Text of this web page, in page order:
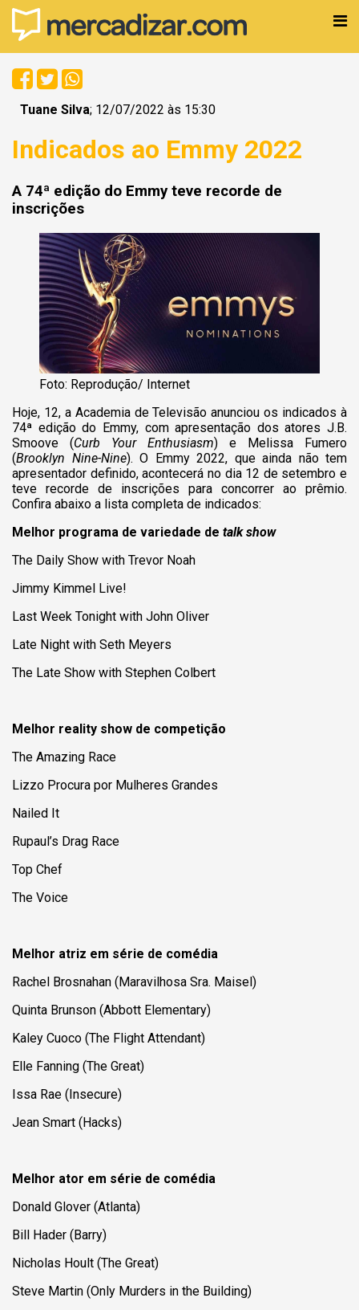
Tuane Silva; 12/07/2022 às 15:30
Indicados ao Emmy 2022
A 74ª edição do Emmy teve recorde de
inscrições
Foto: Reprodução/ Internet
Hoje, 12, a Academia de Televisão anunciou os indicados à
74ª edição do Emmy, com apresentação dos atores J.B.
Smoove (Curb Your Enthusiasm) e Melissa Fumero
(Brooklyn Nine-Nine). O Emmy 2022, que ainda não tem
apresentador definido, acontecerá no dia 12 de setembro e
teve recorde de inscrições para concorrer ao prêmio.
Confira abaixo a lista completa de indicados:
Melhor programa de variedade de talk show
The Daily Show with Trevor Noah
Jimmy Kimmel Live!
Last Week Tonight with John Oliver
Late Night with Seth Meyers
The Late Show with Stephen Colbert
Melhor reality show de competição
The Amazing Race
Lizzo Procura por Mulheres Grandes
Nailed It
Rupaul’s Drag Race
Top Chef
The Voice
Melhor atriz em série de comédia
Rachel Brosnahan (Maravilhosa Sra. Maisel)
Quinta Brunson (Abbott Elementary)
Kaley Cuoco (The Flight Attendant)
Elle Fanning (The Great)
Issa Rae (Insecure)
Jean Smart (Hacks)
Melhor ator em série de comédia
Donald Glover (Atlanta)
Bill Hader (Barry)
Nicholas Hoult (The Great)
Steve Martin (Only Murders in the Building)